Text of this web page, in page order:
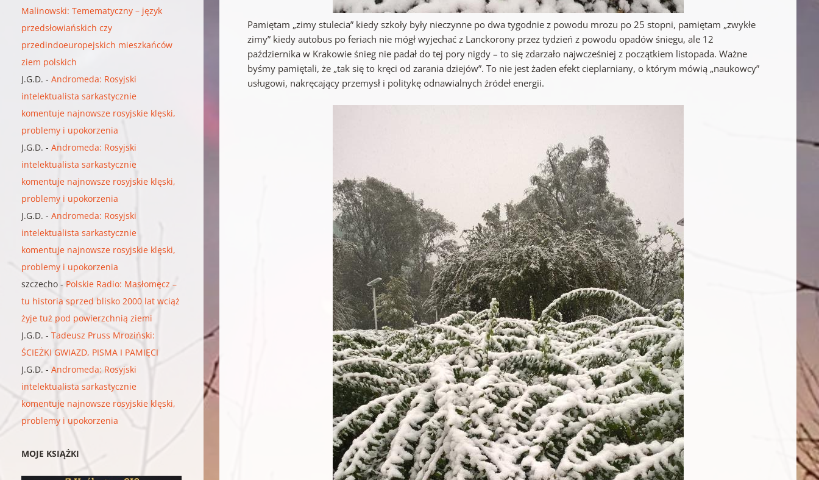
Pamiętam „zimy stulecia” kiedy szkoły były nieczynne po dwa tygodnie z powodu mrozu po 25 stopni, pamiętam „zwykłe
zimy” kiedy autobus po feriach nie mógł wyjechać z Lanckorony przez tydzień z powodu opadów śniegu, ale 12
października w Krakowie śnieg nie padał do tej pory nigdy – to się zdarzało najwcześniej z początkiem listopada. Ważne
byśmy pamiętali, że „tak się to kręci od zarania dziejów”. To nie jest żaden efekt cieplarniany, o którym mówią „naukowcy”
usługowi, nakręcający przemysł i politykę odnawialnych źródeł energii.
Malinowski: Temematyczny – język
przedsłowiańskich czy
przedindoeuropejskich mieszkańców
ziem polskich
J.G.D. -Andromeda: Rosyjski
intelektualista sarkastycznie
komentuje najnowsze rosyjskie klęski,
problemy i upokorzenia
J.G.D. -Andromeda: Rosyjski
intelektualista sarkastycznie
komentuje najnowsze rosyjskie klęski,
problemy i upokorzenia
J.G.D. -Andromeda: Rosyjski
intelektualista sarkastycznie
komentuje najnowsze rosyjskie klęski,
problemy i upokorzenia
szczecho - Polskie Radio: Masłomęcz –
tu historia sprzed blisko 2000 lat wciąż
żyje tuż pod powierzchnią ziemi
J.G.D. -Tadeusz Pruss Mroziński:
ŚCIEŻKI GWIAZD, PISMA I PAMIĘCI
J.G.D. -Andromeda: Rosyjski
intelektualista sarkastycznie
komentuje najnowsze rosyjskie klęski,
problemy i upokorzenia
MOJE KSIĄŻKI